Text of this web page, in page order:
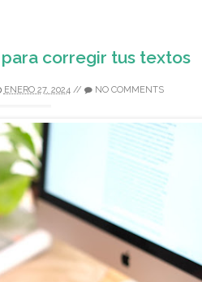
corregir tus textos
ENERO 27, 2024// NO COMMENTS